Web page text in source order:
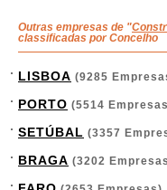
Outras empresas de "
classificadas por Concelho
LISBOA (9285
PORTO (5514
SETÚBAL (3357
BRAGA (3202